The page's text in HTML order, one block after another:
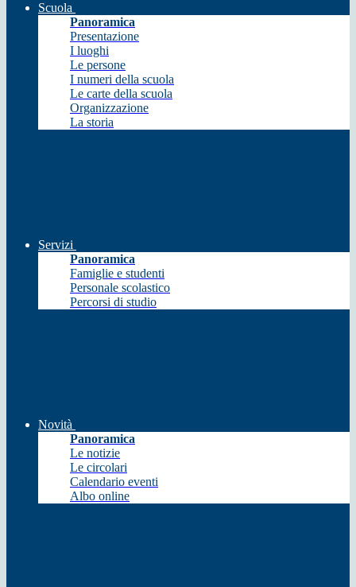
Scuola
Panoramica
Presentazione
I luoghi
Le persone
I numeri della scuola
Le carte della scuola
Organizzazione
La storia
Servizi
Panoramica
Famiglie e studenti
Personale scolastico
Percorsi di studio
Novità
Panoramica
Le notizie
Le circolari
Calendario eventi
Albo online